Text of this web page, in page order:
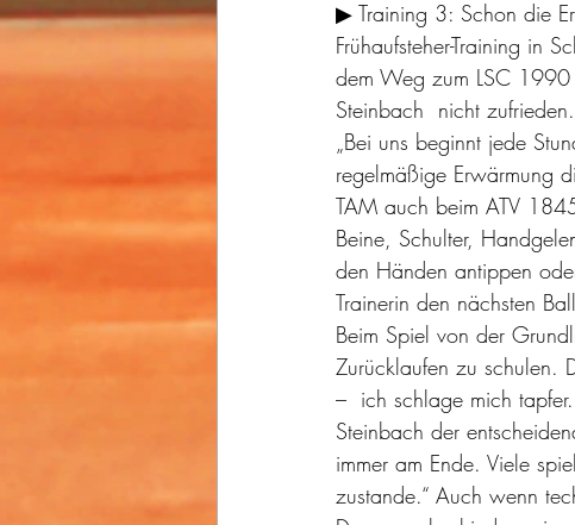
▶ Training 3: Schon die
Frühaufsteher-Training in
dem Weg zum LSC
Steinbach  nicht zufrieden.
„Bei uns beginnt jede
regelmäßige Erwärmung
TAM auch beim ATV
Beine, Schulter,
den Händen antippen
Trainerin den nächsten
Beim Spiel von der
Zurücklaufen zu schulen.
–  ich schlage mich
Steinbach der
immer am Ende. Viele
zustande.“ Auch wenn